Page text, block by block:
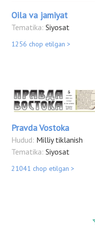
Oila va jamiyat
Tematika: Siyosat
1256 chop etilgan >
Pravda Vostoka
Hudud: Milliy tiklanish
Tematika: Siyosat
21041 chop etilgan >